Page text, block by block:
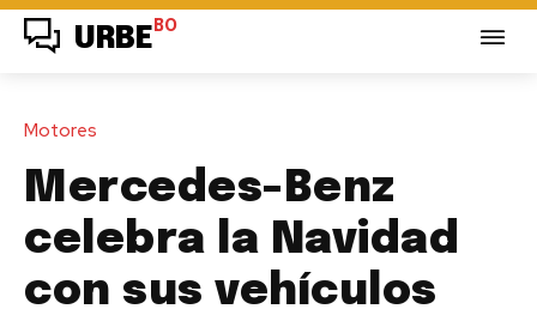
URBE BO
Motores
Mercedes-Benz
celebra la Navidad
con sus vehículos